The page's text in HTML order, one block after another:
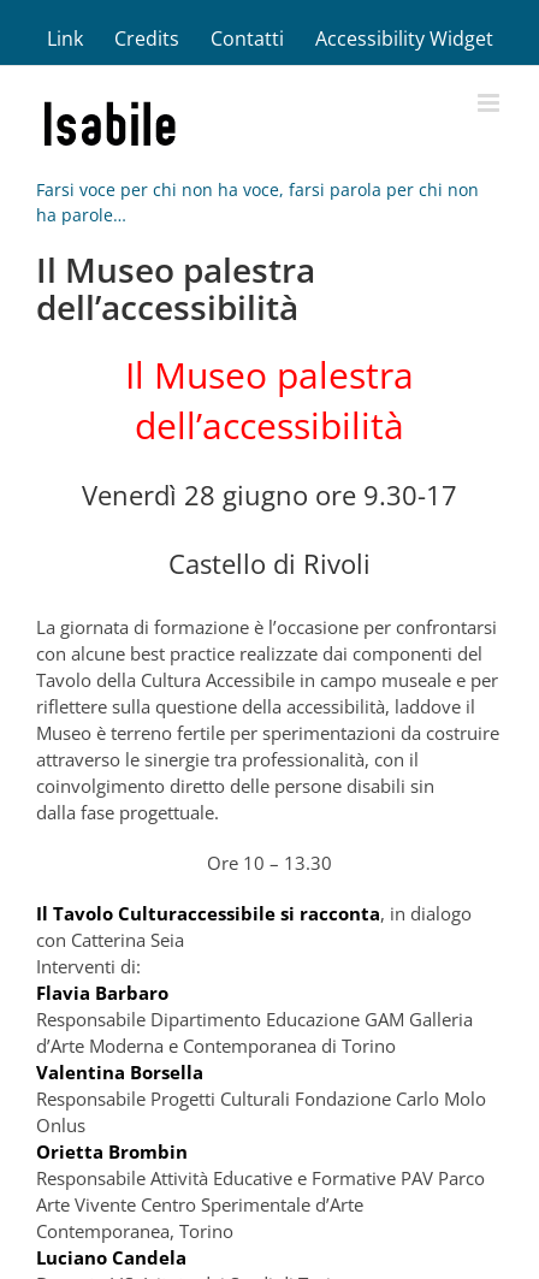
contenuto
Link Credits Contatti Accessibility Widget
Farsi voce per chi non ha voce, farsi parola per chi non
ha parole…
Il Museo palestra
dell’accessibilità
Il Museo palestra
dell’accessibilità
Venerdì 28 giugno ore 9.30-17
Castello di Rivoli
La giornata di formazione è l’occasione per confrontarsi
con alcune best practice realizzate dai componenti del
Tavolo della Cultura Accessibile in campo museale e per
riflettere sulla questione della accessibilità, laddove il
Museo è terreno fertile per sperimentazioni da costruire
attraverso le sinergie tra professionalità, con il
coinvolgimento diretto delle persone disabili sin
dalla fase progettuale.
Ore 10 – 13.30
Il Tavolo Culturaccessibile si racconta, in dialogo
con Catterina Seia
Interventi di:
Flavia Barbaro
Responsabile Dipartimento Educazione GAM Galleria
d’Arte Moderna e Contemporanea di Torino
Valentina Borsella
Responsabile Progetti Culturali Fondazione Carlo Molo
Onlus
Orietta Brombin
Responsabile Attività Educative e Formative PAV Parco
Arte Vivente Centro Sperimentale d’Arte
Contemporanea, Torino
Luciano Candela